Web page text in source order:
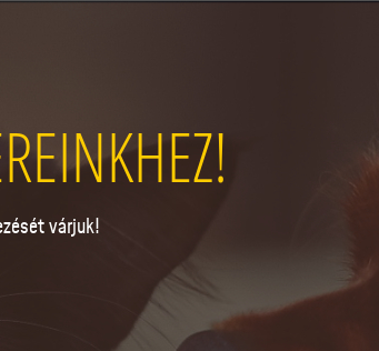
várjuk!